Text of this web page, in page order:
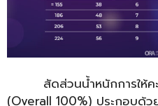
สัดส่วนน้ำหนักการให้
(Overall 100%) ประกอบด้ว